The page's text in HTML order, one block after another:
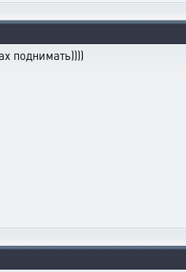
поднимать))))